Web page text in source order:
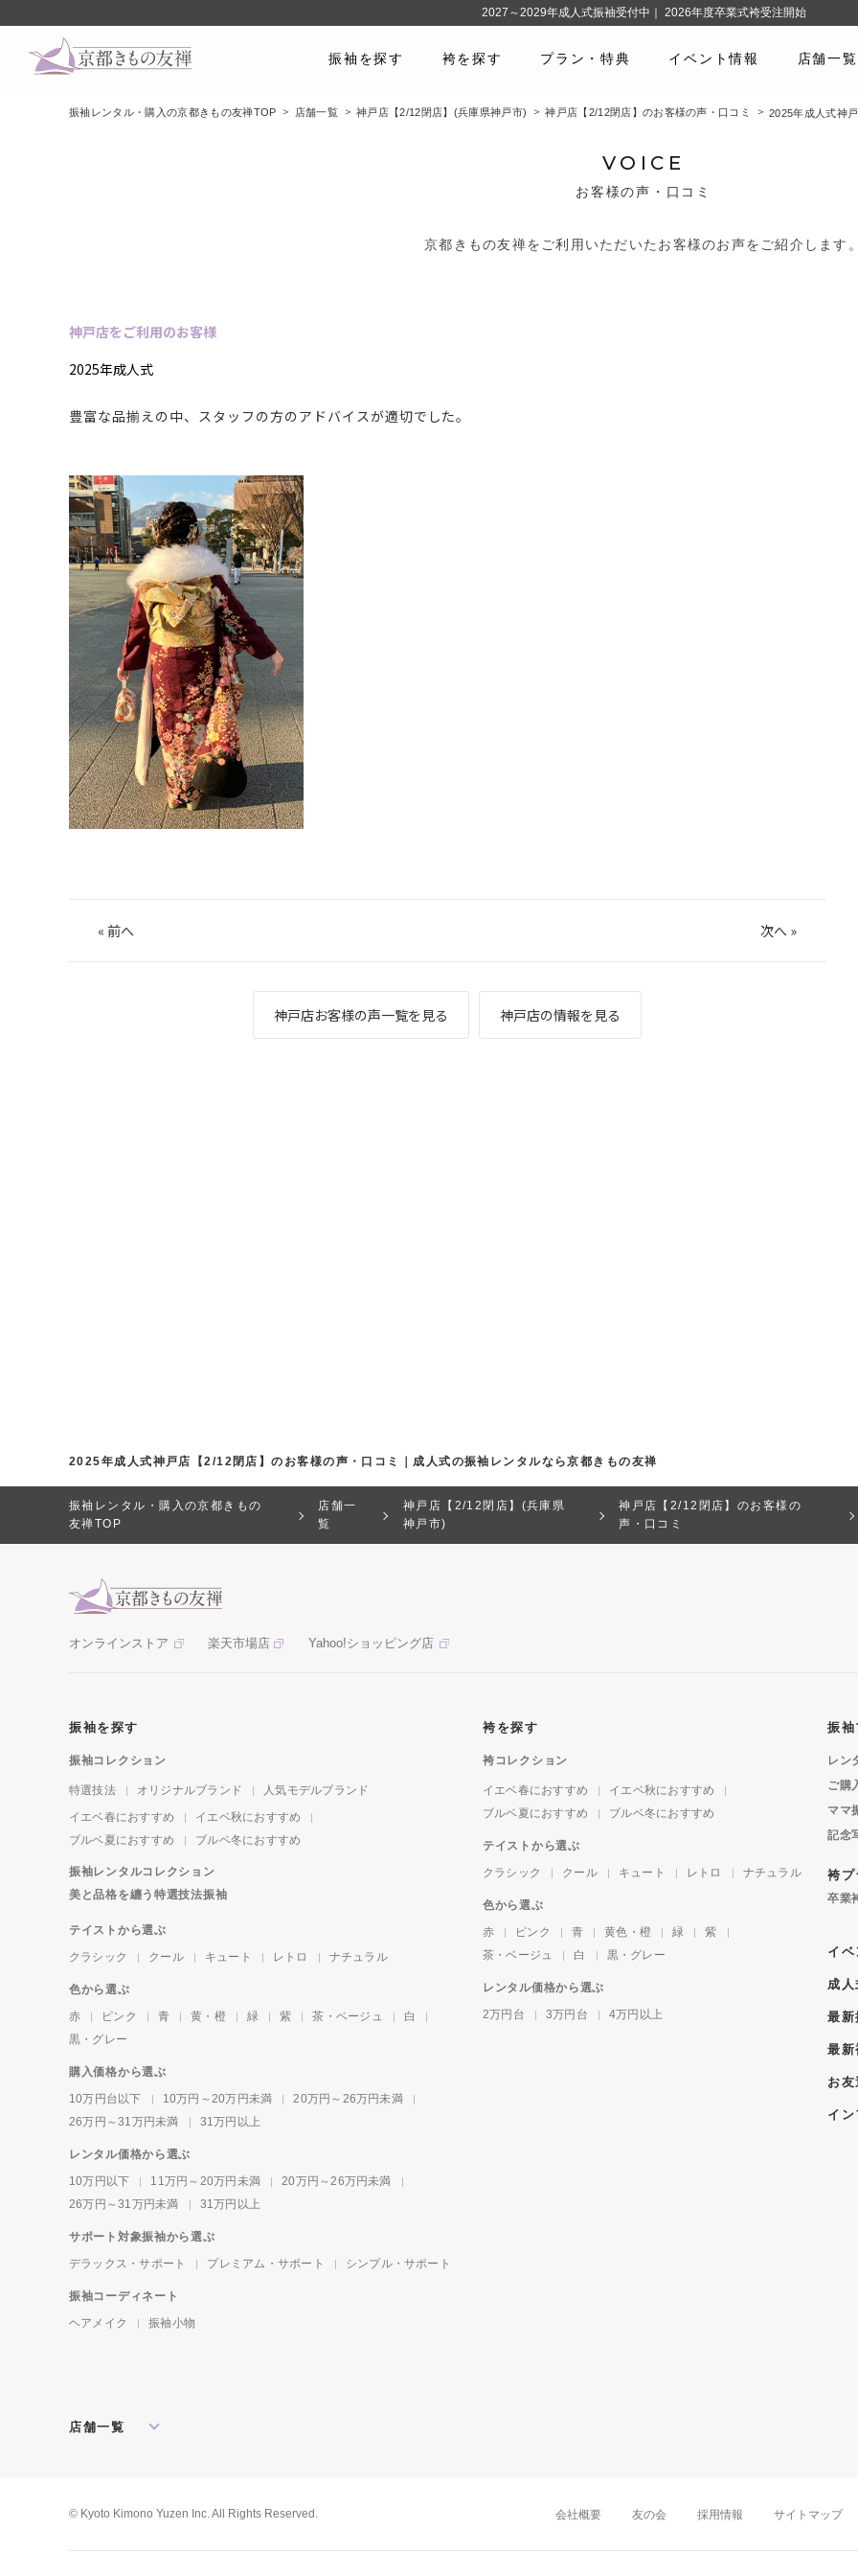
振袖を探す 袴を探す プラン・特典 イベント情報 店舗一覧
振袖レンタル・購入の京都きもの友禅TOP 店舗一覧 神戸店【2/12閉店】(兵庫県神戸市) 神戸店【2/12閉店】のお客様の声・口コミ 2025年成人式神
VOICE
お客様の声・口コミ
京都きもの友禅をご利用いただいたお客様のお声をご紹介します
神戸店をご利用のお客様
2025年成人式
豊富な品揃えの中、スタッフの方のアドバイスが適切でした。
« 前へ 次へ »
神戸店お客様の声一覧を見る 神戸店の情報を見る
2025年成人式神戸店【2/12閉店】のお客様の声・口コミ｜成人式の振袖レンタルなら京都きもの友禅
振袖レンタル・購入の京都きもの
友禅TOP
店舗一
覧
神戸店【2/12閉店】(兵庫県
神戸市)
神戸店【2/12閉店】のお客様の
声・口コミ
オンラインストア 楽天市場店 Yahoo!ショッピング店
振袖を探す
振袖コレクション
特選技法 オリジナルブランド
人気モデルブランド
イエベ春におすすめ
イエベ秋におすすめ
ブルベ夏におすすめ
ブルベ冬におすすめ
振袖レンタルコレクション
美と品格を纏う特選技法振袖
テイストから選ぶ
クラシック
クール キュート レトロ ナチュラル
色から選ぶ
赤
ピンク 青 黄・橙 緑 紫 茶・ベージュ
白
黒・グレー
購入価格から選ぶ
10万円台以下
10万円～20万円未満
20万円～26万円未満
26万円～31万円未満
31万円以上
レンタル価格から選ぶ
10万円以下
11万円～20万円未満
20万円～26万円未満
26万円～31万円未満
31万円以上
サポート対象振袖から選ぶ
デラックス・サポート
プレミアム・サポート シンプル・サポート
振袖コーディネート
ヘアメイク
振袖小物
袴を探す
袴コレクション
イエベ春におすすめ
イエベ秋におすすめ
ブルベ夏におすすめ
ブルベ冬におすすめ
テイストから選ぶ
クラシック
クール キュート レトロ ナチュラル
色から選ぶ
赤
ピンク 青 黄色・橙 緑
紫
茶・ベージュ
白 黒・グレー
レンタル価格から選ぶ
2万円台
3万円台 4万円以上
振袖
レン
ご購
ママ
記念
袴プ
卒業
イ
成
最
最
お
イ
店舗一覧
松戸店
東京本館 新宿店
八王子店
近畿
大阪難波店
京
岡山店
広島店
© Kyoto Kimono Yuzen Inc. All Rights Reserved. 会社概要 友の会 採用情報 サイトマップ
2027～2029年成人式振袖受付中｜ 2026年度卒業式袴受注開始